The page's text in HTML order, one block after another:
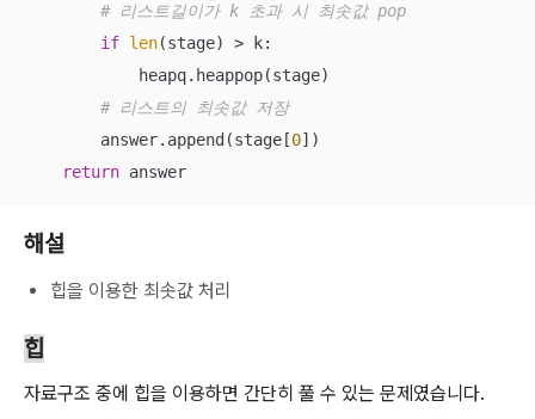
# 리스트길이가 k 초과 시 최솟값 pop
if len(stage) > k:
            heapq.heappop(stage)
# 리스트의 최솟값 저장
        answer.append(stage[
0])
return answer
해설
힙을 이용한 최솟값 처리
힙
자료구조 중에 힙을 이용하면 간단히 풀 수 있는 문제였습니다.